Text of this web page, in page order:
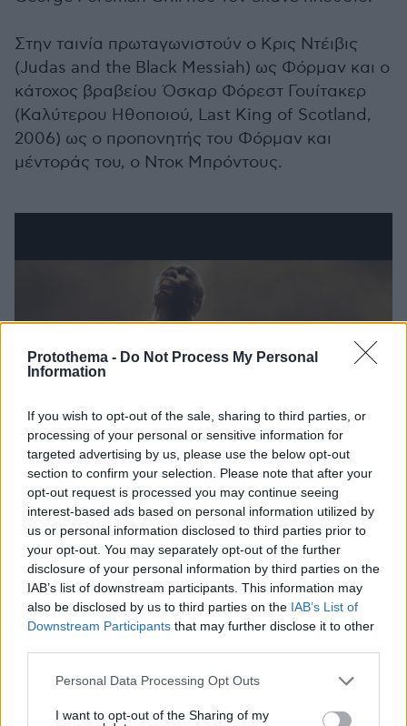
Protothema - Do Not Process My Personal
Information
If you wish to opt-out of the sale, sharing to third parties, or
processing of your personal or sensitive information for
targeted advertising by us, please use the below opt-out
section to confirm your selection. Please note that after your
opt-out request is processed you may continue seeing
interest-based ads based on personal information utilized by
us or personal information disclosed to third parties prior to
your opt-out. You may separately opt-out of the further
disclosure of your personal information by third parties on the
IAB’s list of downstream participants. This information may
also be disclosed by us to third parties on the IAB’s List of
Downstream Participants that may further disclose it to other
Please note that this website/app uses one or more Google
not limited to your visit or usage behaviour. You may click to
Personal Data Processing Opt Outs
I want to opt-out of the Sharing of my
Στην ταινία πρωταγωνιστούν ο Κρις Ντέιβις
(Judas and the Black Messiah) ως Φόρμαν και ο
κάτοχος βραβείου Όσκαρ Φόρεστ Γουίτακερ
(Καλύτερου Ηθοποιού, Last King of Scotland,
2006) ως ο προπονητής του Φόρμαν και
μέντοράς του, ο Ντοκ Μπρόντους.